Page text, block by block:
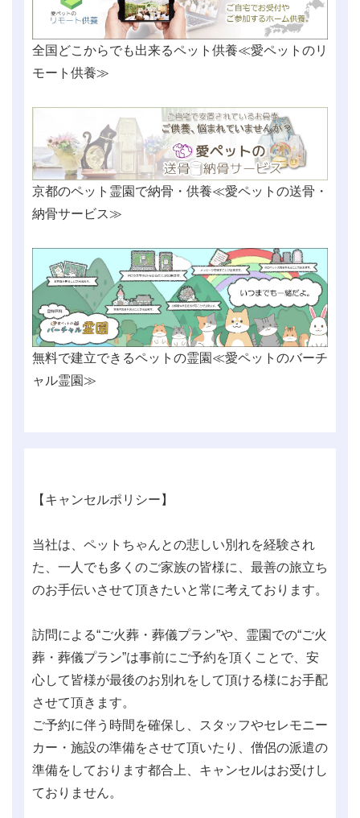
全国どこからでも出来るペット供養≪愛ペットのリ
モート供養≫
京都のペット霊園で納骨・供養≪愛ペットの送骨・
納骨サービス≫
無料で建立できるペットの霊園≪愛ペットのバーチ
ャル霊園≫
【キャンセルポリシー】
当社は、ペットちゃんとの悲しい別れを経験され
た、一人でも多くのご家族の皆様に、最善の旅立ち
のお手伝いさせて頂きたいと常に考えております。
訪問による“ご火葬・葬儀プラン”や、霊園での“ご火
葬・葬儀プラン”は事前にご予約を頂くことで、安
心して皆様が最後のお別れをして頂ける様にお手配
させて頂きます。
ご予約に伴う時間を確保し、スタッフやセレモニー
カー・施設の準備をさせて頂いたり、僧侶の派遣の
準備をしております都合上、キャンセルはお受けし
ておりません。